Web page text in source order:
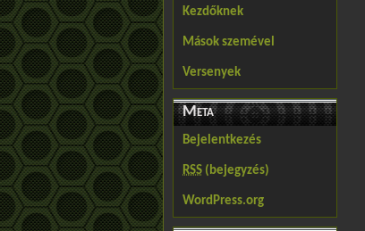
Kezdőknek
Mások szemével
Versenyek
Meta
Bejelentkezés
RSS (bejegyzés)
WordPress.org